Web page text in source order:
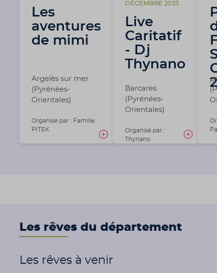
Les
aventures
de mimi
Argelès sur mer
(Pyrénées-
Orientales)
Organisé par : Famille
PITEK
DÉCEMBRE 2023
Live
Caritatif
- Dj
Thynano
Barcares
(Pyrénées-
Orientales)
Organisé par :
Thynano
Les rêves du département
Les rêves à venir